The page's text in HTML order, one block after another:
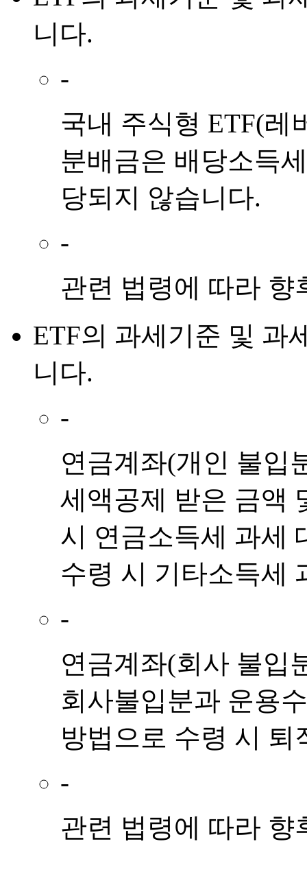
니다.
-
국내 주식형 ETF(레
분배금은 배당소득
당되지 않습니다.
-
관련 법령에 따라 향
ETF의 과세기준 및 과
니다.
-
연금계좌(개인 불입
세액공제 받은 금액
시 연금소득세 과세
수령 시 기타소득세
-
연금계좌(회사 불입
회사불입분과 운용
방법으로 수령 시
-
관련 법령에 따라 향